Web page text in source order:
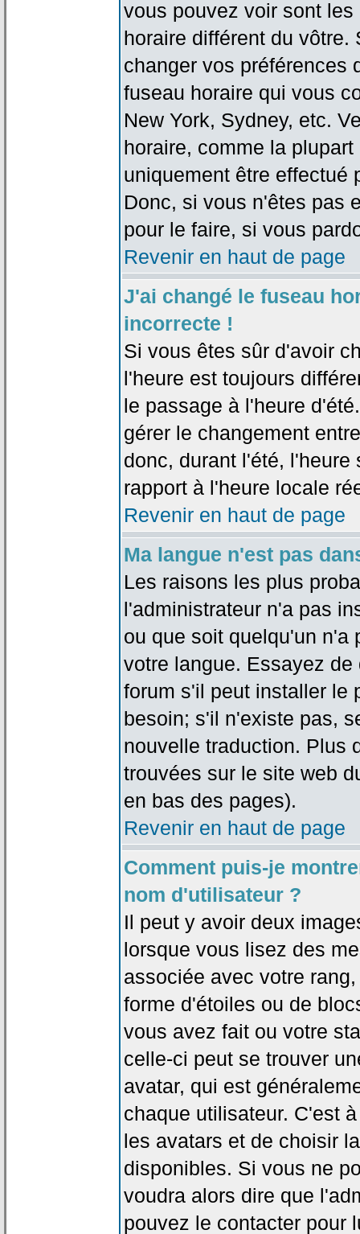
vous pouvez voir sont
horaire différent du
changer vos préférences
fuseau horaire qui vous
New York, Sydney, etc.
horaire, comme la
uniquement être effectué
Donc, si vous n'êtes pas
pour le faire, si vous
Revenir en haut de page
J'ai changé le fuseau
incorrecte !
Si vous êtes sûr d'avoir
l'heure est toujours
le passage à l'heure
gérer le changement
donc, durant l'été, l'heure
rapport à l'heure locale
Revenir en haut de page
Ma langue n'est pas
Les raisons les plus
l'administrateur n'a pas
ou que soit quelqu'un n'a
votre langue. Essayez
forum s'il peut installer le
besoin; s'il n'existe pas,
nouvelle traduction. Plus
trouvées sur le site web
en bas des pages).
Revenir en haut de page
Comment puis-je
nom d'utilisateur ?
Il peut y avoir deux
lorsque vous lisez des
associée avec votre
forme d'étoiles ou de
vous avez fait ou votre
celle-ci peut se trouver
avatar, qui est
chaque utilisateur. C'est
les avatars et de choisir
disponibles. Si vous ne
voudra alors dire que
pouvez le contacter pour